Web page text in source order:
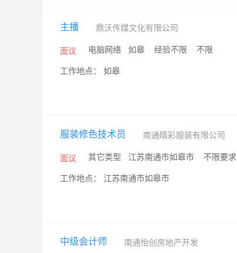
主播 鼎沃传媒文化有限公司
面议 电脑网络 如皋 经验不限 不限
工作地点： 如皋
服装修色技术员 南通晴彩服装有限公司
面议 其它类型 江苏南通市如皋市 不限要求
工作地点： 江苏南通市如皋市
中级会计师 南通怡创房地产开发